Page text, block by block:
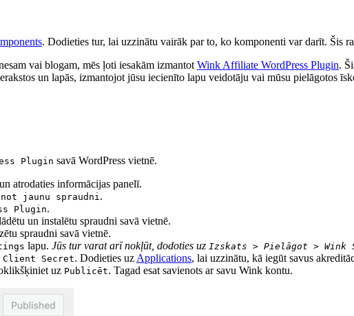
. Dodieties tur, lai uzzinātu vairāk par to, ko komponenti var darīt. Šis
vai blogam, mēs ļoti iesakām izmantot Wink Affiliate WordPress Plugin.
un lapās, izmantojot jūsu iecienīto lapu veidotāju vai mūsu pielāgotos
Plugin savā WordPress vietnē.
atrodaties informācijas panelī.
jaunu spraudni .
Plugin.
un instalētu spraudni savā vietnē.
spraudni savā vietnē.
lapu. Jūs tur varat arī nokļūt, dodoties uz Izskats > Pielāgot > Wink
Client Secret. Dodieties uz Applications, lai uzzinātu, kā iegūt savus
uz Publicēt. Tagad esat savienots ar savu Wink kontu.